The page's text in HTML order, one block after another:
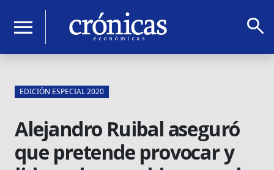
menu search
EDICIÓN ESPECIAL 2020
Alejandro Ruibal aseguró
que pretende provocar y